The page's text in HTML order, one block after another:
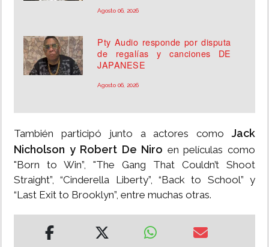
Agosto 06, 2026
Pty Audio responde por disputa
de regalías y canciones DE
JAPANESE
Agosto 06, 2026
También participó junto a actores como Jack
Nicholson y Robert De Niro en películas como
"Born to Win”, "The Gang That Couldn’t Shoot
Straight”, “Cinderella Liberty”, “Back to School” y
“Last Exit to Brooklyn”, entre muchas otras.